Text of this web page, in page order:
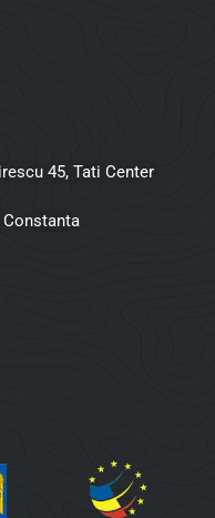
45, Tati Center
Constanta